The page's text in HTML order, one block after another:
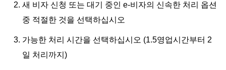
새 비자 신청 또는 대기 중인 e-비자의 신속한 처리 옵션
중 적절한 것을 선택하십시오
가능한 처리 시간을 선택하십시오 (1.5영업시간부터 2
일 처리까지)